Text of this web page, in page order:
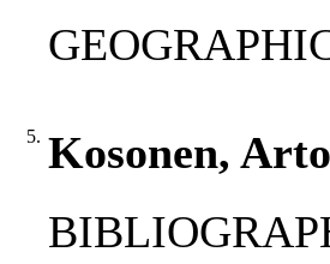
5. Kosonen,